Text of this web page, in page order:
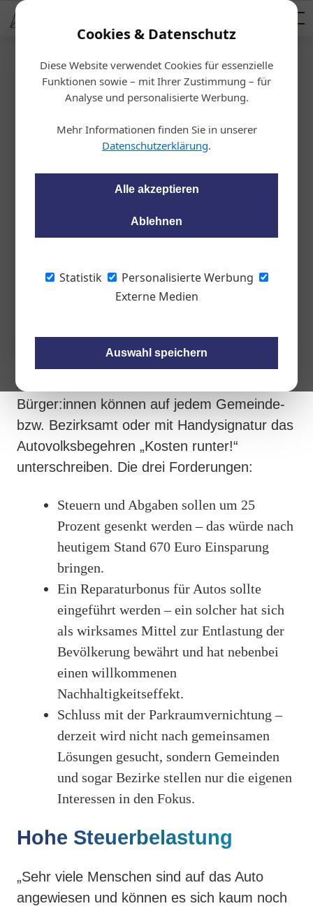
Cookies & Datenschutz
Diese Website verwendet Cookies für essenzielle
Funktionen sowie – mit Ihrer Zustimmung – für
Analyse und personalisierte Werbung.
Mehr Informationen finden Sie in unserer
Datenschutzerklärung.
Alle akzeptieren
Ablehnen
Statistik
Personalisierte Werbung
Externe Medien
Auswahl speichern
AUTOMOTIVE SERVICES
AUTOMOTIVE AKADEMIE
Podcast
Startseite/Auto & Politik
Teuerung
erlangt „Kosten runt
er!“
09.08.2023, 15:33 Uhr
Initiatoren für eine Reduktion der
Belastungen für Autofahrende ein.
Alle in Österreich lebenden erwachsenen
Bürger:innen können auf jedem Gemeinde-
bzw. Bezirksamt oder mit Handysignatur das
Autovolksbegehren „Kosten runter!“
unterschreiben. Die drei Forderungen:
Steuern und Abgaben sollen um 25
Prozent gesenkt werden – das würde nach
heutigem Stand 670 Euro Einsparung
bringen.
Ein Reparaturbonus für Autos sollte
eingeführt werden – ein solcher hat sich
als wirksames Mittel zur Entlastung der
Bevölkerung bewährt und hat nebenbei
einen willkommenen
Nachhaltigkeitseffekt.
Schluss mit der Parkraumvernichtung –
derzeit wird nicht nach gemeinsamen
Lösungen gesucht, sondern Gemeinden
und sogar Bezirke stellen nur die eigenen
Interessen in den Fokus.
Hohe Steuerbelastung
„Sehr viele Menschen sind auf das Auto
angewiesen und können es sich kaum noch